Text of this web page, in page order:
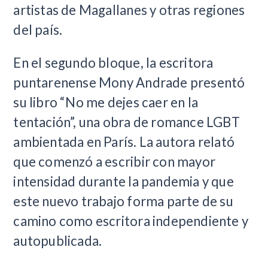
artistas de Magallanes y otras regiones
del país.
En el segundo bloque, la escritora
puntarenense Mony Andrade presentó
su libro “No me dejes caer en la
tentación”, una obra de romance LGBT
ambientada en París. La autora relató
que comenzó a escribir con mayor
intensidad durante la pandemia y que
este nuevo trabajo forma parte de su
camino como escritora independiente y
autopublicada.